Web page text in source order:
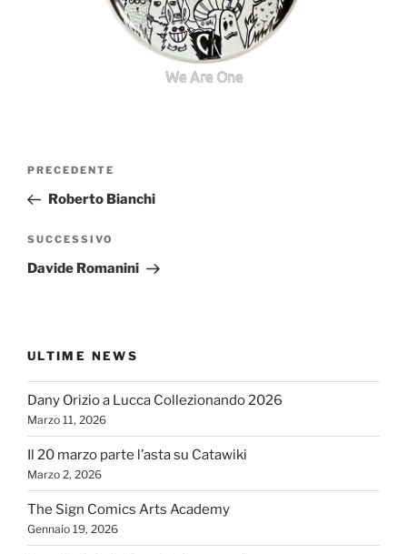
We Are One
Navigazione
Articolo
precedente:
PRECEDENTE
Roberto Bianchi
Articolo
successivo
SUCCESSIVO
Davide Romanini
ULTIME NEWS
Dany Orizio a Lucca Collezionando 2026
Marzo 11, 2026
Il 20 marzo parte l’asta su Catawiki
Marzo 2, 2026
The Sign Comics Arts Academy
Gennaio 19, 2026